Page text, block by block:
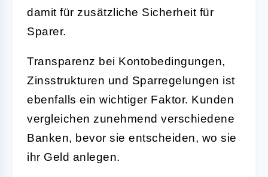
damit für zusätzliche Sicherheit für
Sparer.
Transparenz bei Kontobedingungen,
Zinsstrukturen und Sparregelungen ist
ebenfalls ein wichtiger Faktor. Kunden
vergleichen zunehmend verschiedene
Banken, bevor sie entscheiden, wo sie
ihr Geld anlegen.